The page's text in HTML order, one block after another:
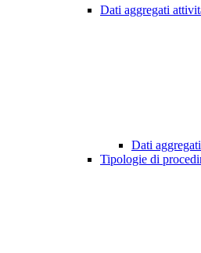
Dati aggregati
Dati
Tipologie di